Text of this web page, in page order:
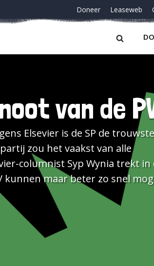
Doneer Leaseweb
van de
zou het vaakst van alle
columnist Syp Wynia trekt in
kunnen maar beter zo snel
niet. Als het inderdaad waar
daar misschien iets voor te